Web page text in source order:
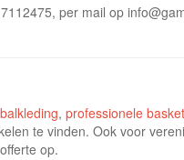
per mail op
, professionele
te vinden. Ook voor
op.